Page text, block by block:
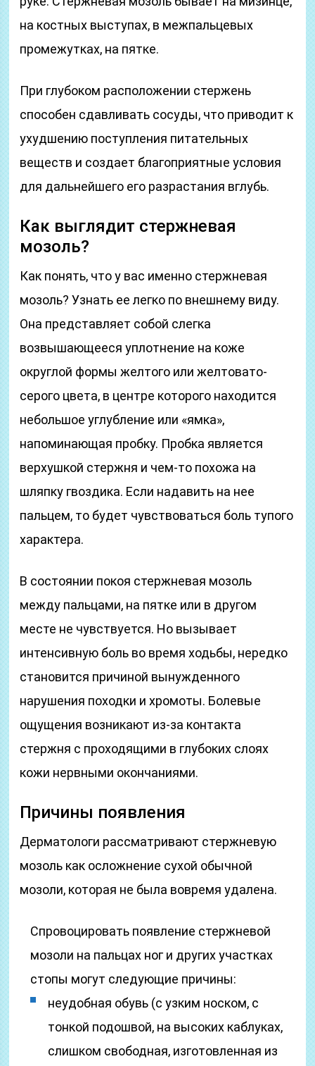
на костных выступах, в межпальцевых
промежутках, на пятке.
При глубоком расположении стержень
способен сдавливать сосуды, что приводит к
ухудшению поступления питательных
веществ и создает благоприятные условия
для дальнейшего его разрастания вглубь.
Как выглядит стержневая
мозоль?
Как понять, что у вас именно стержневая
мозоль? Узнать ее легко по внешнему виду.
Она представляет собой слегка
возвышающееся уплотнение на коже
округлой формы желтого или желтовато-
серого цвета, в центре которого находится
небольшое углубление или «ямка»,
напоминающая пробку. Пробка является
верхушкой стержня и чем-то похожа на
шляпку гвоздика. Если надавить на нее
пальцем, то будет чувствоваться боль тупого
характера.
В состоянии покоя стержневая мозоль
между пальцами, на пятке или в другом
месте не чувствуется. Но вызывает
интенсивную боль во время ходьбы, нередко
становится причиной вынужденного
нарушения походки и хромоты. Болевые
ощущения возникают из-за контакта
стержня с проходящими в глубоких слоях
кожи нервными окончаниями.
Причины появления
Дерматологи рассматривают стержневую
мозоль как осложнение сухой обычной
мозоли, которая не была вовремя удалена.
Спровоцировать появление стержневой
мозоли на пальцах ног и других участках
стопы могут следующие причины:
неудобная обувь (с узким носком, с
тонкой подошвой, на высоких каблуках,
слишком свободная, изготовленная из